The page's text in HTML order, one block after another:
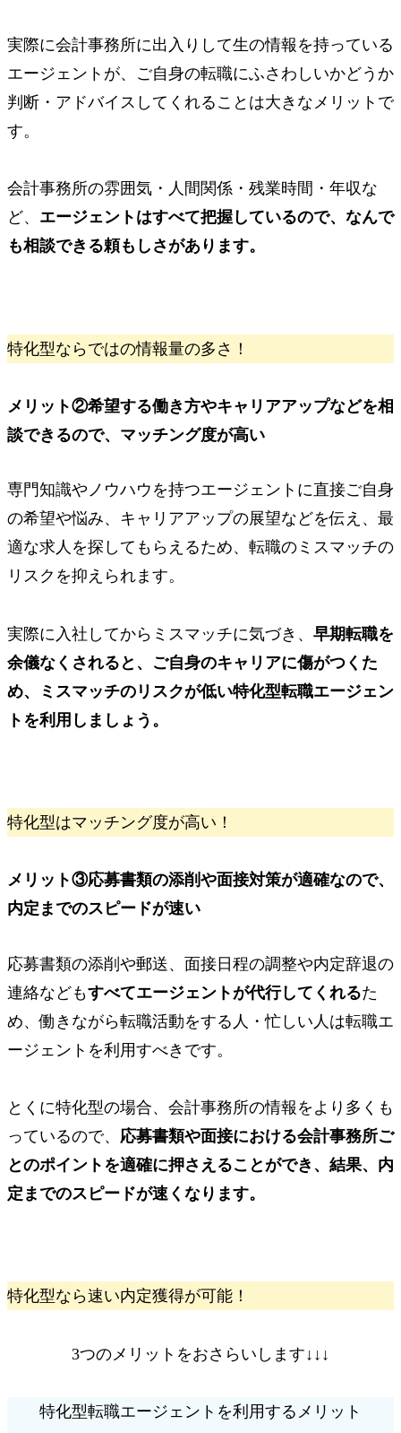
実際に会計事務所に出入りして生の情報を持っている
エージェントが、ご自身の転職にふさわしいかどうか
判断・アドバイスしてくれることは大きなメリットで
す。
会計事務所の雰囲気・人間関係・残業時間・年収な
ど、 エージェントはすべて把握しているので、なんで
も相談できる頼もしさがあります。
特化型ならではの情報量の多さ！
メリット②希望する働き方やキャリアアップなどを相
談できるので、 マッチング度が高い
専門知識やノウハウを持つエージェントに直接ご自身
の希望や悩み、キャリアアップの展望などを伝え、最
適な求人を探してもらえるため、転職のミスマッチの
リスクを抑えられます。
実際に入社してからミスマッチに気づき、 早期転職を
余儀なくされると、ご自身のキャリアに傷がつくた
め、ミスマッチのリスクが低い特化型転職エージェン
トを利用しましょう。
特化型はマッチング度が高い！
メリット③応募書類の添削や面接対策が適確なので、
内定までのスピードが速い
応募書類の添削や郵送、面接日程の調整や内定辞退の
連絡などもすべてエージェントが代行してくれるた
め、働きながら転職活動をする人・忙しい人は転職エ
ージェントを利用すべきです。
とくに特化型の場合、会計事務所の情報をより多くも
っているので、 応募書類や面接における会計事務所ご
とのポイントを適確に押さえることができ、結果、内
定までのスピードが速くなります。
特化型なら速い内定獲得が可能！
3つのメリットをおさらいします↓↓↓
特化型転職エージェントを利用するメリット